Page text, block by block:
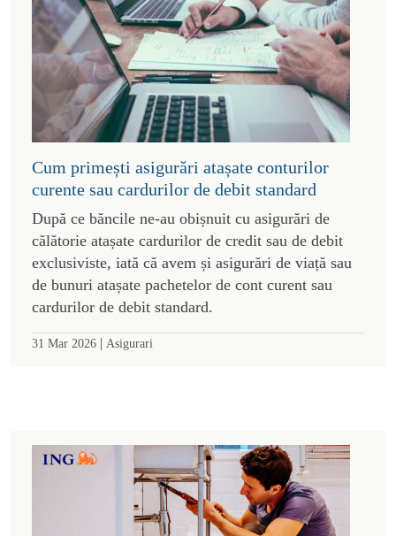
Cum primești asigurări atașate conturilor
curente sau cardurilor de debit standard
După ce băncile ne-au obișnuit cu asigurări de
călătorie atașate cardurilor de credit sau de debit
exclusiviste, iată că avem și asigurări de viață sau
de bunuri atașate pachetelor de cont curent sau
cardurilor de debit standard.
31 Mar 2026 | Asigurari